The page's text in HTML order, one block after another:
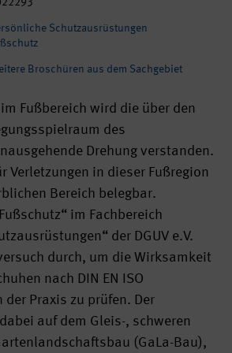
Schutzausrüstungen
Broschüren aus dem Sachgebiet
Fußbereich wird die über den
des
Drehung verstanden.
Verletzungen in dieser Fußregion
Bereich belegbar.
im Fachbereich
der DGUV e.V.
durch, um die Wirksamkeit
nach DIN EN ISO
Praxis zu prüfen. Der
auf dem Gleis-, schweren
(GaLa-Bau),